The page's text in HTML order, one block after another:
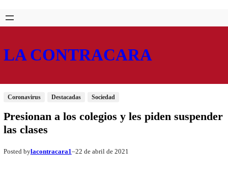
Saltar
al
Skip
to
LA CONTRACARA
Coronavirus Destacadas Sociedad
Presionan a los colegios y les piden suspender
las clases
Posted bylacontracara1–22 de abril de 2021